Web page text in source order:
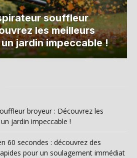
souffleur
les meilleurs
jardin impeccable !
broyeur : Découvrez les
jardin impeccable !
60 secondes : découvrez des
pour un soulagement immédiat